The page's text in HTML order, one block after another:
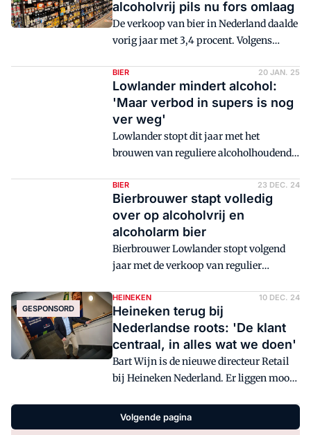
supermarktformules
alcoholvrij.'
YouGov. Ook marktleider Heineken ziet
Nederlanders steeds vaker voor
alcoholvrij kiezen speelt er vol op in.
Nederland, vertelt hoe de brouwer het
verschil maakt.
alcoholvrij pils nu fors omlaag
De verkoop van bier in Nederland daalde
vorig jaar met 3,4 procent. Volgens
vooral te wijten aan hogere accijns en
suikertaks.
BIER 20 JAN. 25
Lowlander mindert alcohol:
'Maar verbod in supers is nog
ver weg'
Lowlander stopt dit jaar met het
brouwen van reguliere alcoholhoudende
ziet genoeg kansen om boegbeeld te
worden van alcoholvrije en laag-
alcoholische bieren (no en low).
BIER 23 DEC. 24
Bierbrouwer stapt volledig
over op alcoholvrij en
alcoholarm bier
Bierbrouwer Lowlander stopt volgend
jaar met de verkoop van regulier
GESPONSORD
HEINEKEN 10 DEC. 24
Heineken terug bij
Nederlandse roots: 'De klant
centraal, in alles wat we doen'
Bart Wijn is de nieuwe directeur Retail
bij Heineken Nederland. Er liggen mooie
en hij heeft er zin in: 'We zetten onze
schouders eronder en over een paar jaar
Volgende pagina